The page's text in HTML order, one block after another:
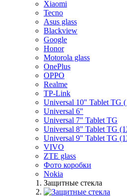
Xiaomi
Tecno
Asus glass
Blackview
Google
Honor
Motorola glass
OnePlus
OPPO
Realme
TP-Link
Universal 10" Tablet TG
Universal 6"
Universal 7" Tablet TG
Universal 8" Tablet TG
Universal 9" Tablet TG
VIVO
ZTE glass
Фото коробки
Nokia
Защитные стекла